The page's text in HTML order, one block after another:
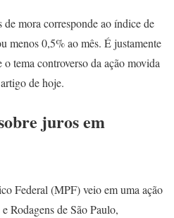
mora corresponde ao índice de
menos 0,5% ao mês. É justamente
tema controverso da ação movida
de hoje.
juros em
Federal (MPF) veio em uma ação
Rodagens de São Paulo,